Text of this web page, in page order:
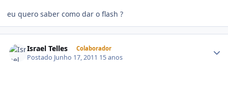
eu quero saber como dar o flash ?
Israel Telles Colaborador
Postado Junho 17, 2011 15 anos